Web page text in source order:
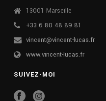
13001 Marseille
+33 6 80 48 89 81
vincent@vincent-lucas.fr
www.vincent-lucas.fr
SUIVEZ-MOI